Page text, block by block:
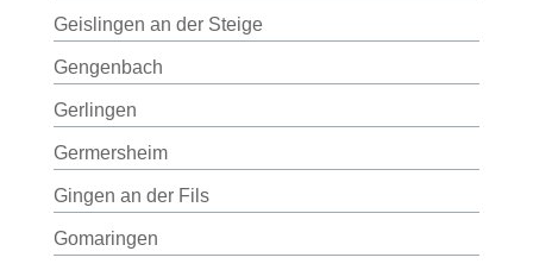
Geislingen an der Steige
Gengenbach
Gerlingen
Germersheim
Gingen an der Fils
Gomaringen